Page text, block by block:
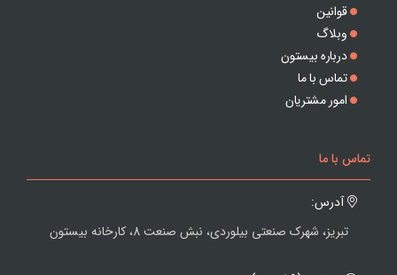
قوانین
وبلاگ
درباره بیستون
تماس با ما
امور مشتریان
تماس با ما
آدرس:
تبریز، شهرک صنعتی بیلوردی، نبش صنعت 8، کارخانه بیستون